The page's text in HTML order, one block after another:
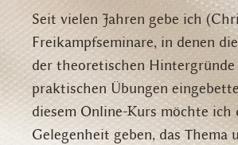
Seit vielen Jahren gebe ich
Freikampfseminare, in denen
der theoretischen Hintergründe
praktischen Übungen
diesem Online-Kurs möchte ich
Gelegenheit geben, das Thema